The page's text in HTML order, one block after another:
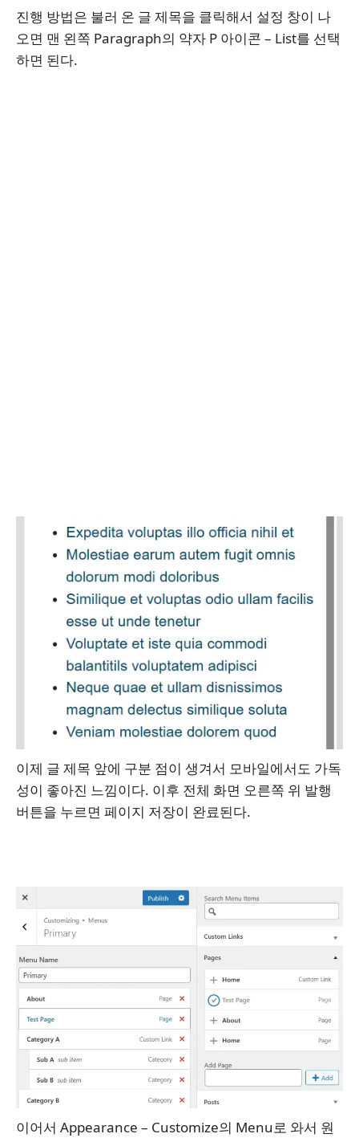
진행 방법은 불러 온 글 제목을 클릭해서 설정 창이 나
오면 맨 왼쪽 Paragraph의 약자 P 아이콘 – List를 선택
하면 된다.
이제 글 제목 앞에 구분 점이 생겨서 모바일에서도 가독
성이 좋아진 느낌이다. 이후 전체 화면 오른쪽 위 발행
버튼을 누르면 페이지 저장이 완료된다.
이어서 Appearance – Customize의 Menu로 와서 원